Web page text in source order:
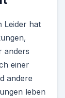
Leider hat
anders
einer
andere
leben